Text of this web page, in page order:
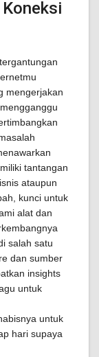
mengerjakan
tantangan
ataupun
kunci untuk
alat dan
salah satu
dan sumber
insights
untuk
untuk
hari supaya